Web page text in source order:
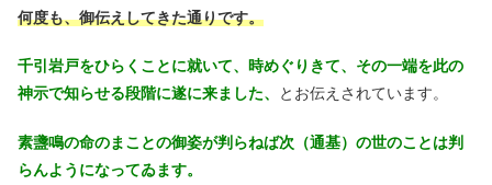
何度も、御伝えしてきた通りです。
千引岩戸をひらくことに就いて、時めぐりきて、その一端を此の
神示で知らせる段階に遂に来ました、
とお伝えされています。
素盞鳴の命のまことの御姿が判らねば次（通基）の世のことは判
らんようになってゐます。